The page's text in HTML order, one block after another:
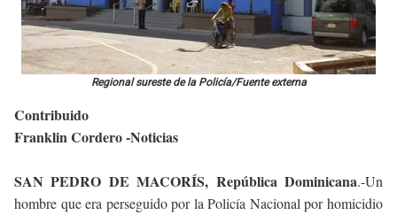
Regional sureste de la Policía/Fuente externa
Contribuido
Franklin Cordero -Noticias
SAN PEDRO DE MACORÍS, República Dominicana.-Un
hombre que era perseguido por la Policía Nacional por homicidio